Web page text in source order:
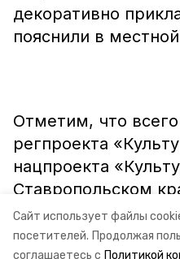
Сайт использует файлы
посетителей. Продолжая
соглашаетесь с Политикой
декоративно
пояснили в
Отметим, что
регпроекта
нацпроекта
Ставропольском
приведут 12 ДК и
искусств.